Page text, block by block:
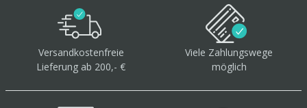
Versandkostenfreie
Lieferung ab 200,- €
Viele Zahlungswege
möglich